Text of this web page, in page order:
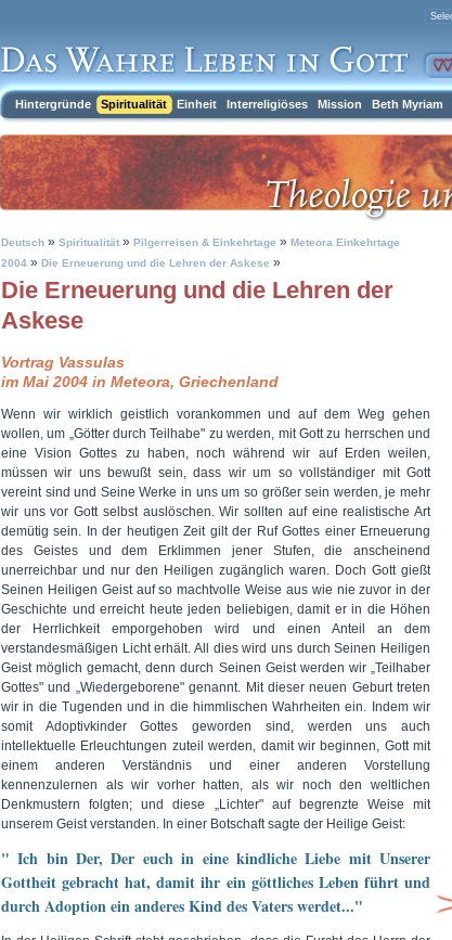
Hintergründe Spiritualität Einheit Interreligiöses Mission Beth Myriam
Deutsch » Spiritualität » Pilgerreisen & Einkehrtage » Meteora Einkehrtage
2004 » Die Erneuerung und die Lehren der Askese »
Die Erneuerung und die Lehren der
Askese
Vortrag Vassulas
im Mai 2004 in Meteora, Griechenland
Wenn wir wirklich geistlich vorankommen und auf dem Weg gehen
wollen, um „Götter durch Teilhabe" zu werden, mit Gott zu herrschen und
eine Vision Gottes zu haben, noch während wir auf Erden weilen,
müssen wir uns bewußt sein, dass wir um so vollständiger mit Gott
vereint sind und Seine Werke in uns um so größer sein werden, je mehr
wir uns vor Gott selbst auslöschen. Wir sollten auf eine realistische Art
demütig sein. In der heutigen Zeit gilt der Ruf Gottes einer Erneuerung
des Geistes und dem Erklimmen jener Stufen, die anscheinend
unerreichbar und nur den Heiligen zugänglich waren. Doch Gott gießt
Seinen Heiligen Geist auf so machtvolle Weise aus wie nie zuvor in der
Geschichte und erreicht heute jeden beliebigen, damit er in die Höhen
der Herrlichkeit emporgehoben wird und einen Anteil an dem
verstandesmäßigen Licht erhält. All dies wird uns durch Seinen Heiligen
Geist möglich gemacht, denn durch Seinen Geist werden wir „Teilhaber
Gottes" und „Wiedergeborene" genannt. Mit dieser neuen Geburt treten
wir in die Tugenden und in die himmlischen Wahrheiten ein. Indem wir
somit Adoptivkinder Gottes geworden sind, werden uns auch
intellektuelle Erleuchtungen zuteil werden, damit wir beginnen, Gott mit
einem anderen Verständnis und einer anderen Vorstellung
kennenzulernen als wir vorher hatten, als wir noch den weltlichen
Denkmustern folgten; und diese „Lichter" auf begrenzte Weise mit
unserem Geist verstanden. In einer Botschaft sagte der Heilige Geist:
" Ich bin Der, Der euch in eine kindliche Liebe mit Unserer
Gottheit gebracht hat, damit ihr ein göttliches Leben führt und
durch Adoption ein anderes Kind des Vaters werdet..."